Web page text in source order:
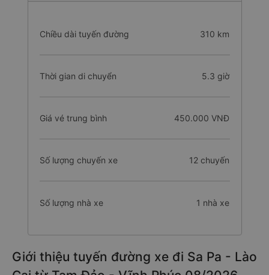
Chiều dài tuyến đường 310 km
Thời gian di chuyển 5.3 giờ
Giá vé trung bình 450.000 VNĐ
Số lượng chuyến xe 12 chuyến
Số lượng nhà xe 1 nhà xe
Giới thiệu tuyến đường xe đi Sa Pa - Lào